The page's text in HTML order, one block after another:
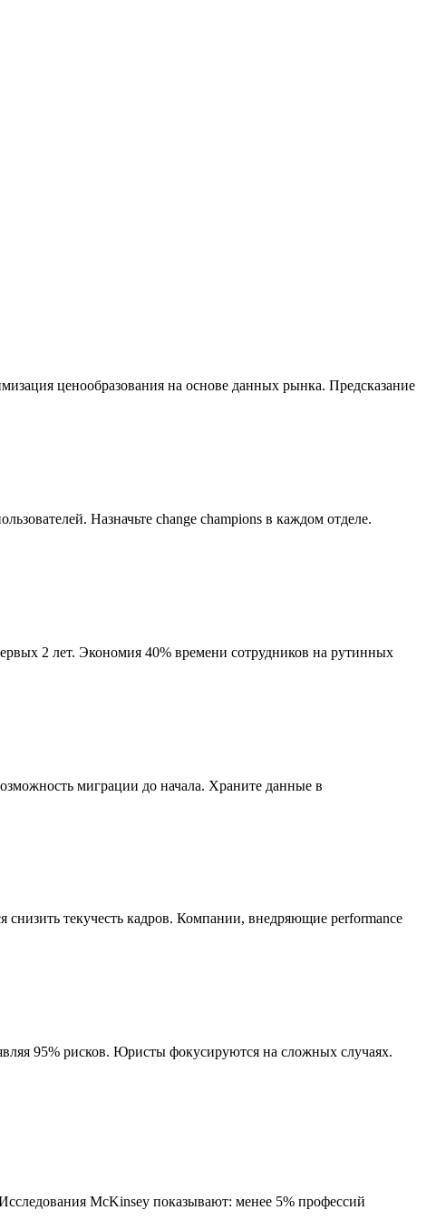
ценообразования на основе данных рынка. Предсказание
Назначьте change champions в каждом отделе.
2 лет. Экономия 40% времени сотрудников на рутинных
миграции до начала. Храните данные в
текучесть кадров. Компании, внедряющие performance
95% рисков. Юристы фокусируются на сложных случаях.
McKinsey показывают: менее 5% профессий